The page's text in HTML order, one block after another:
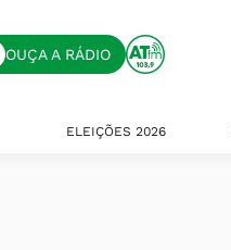
OUÇA A RÁDIO
ELEIÇÕES 2026